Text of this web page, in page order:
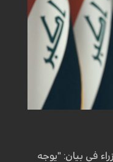
في بيان: "يوجه